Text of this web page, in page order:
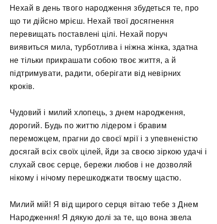
Нехай в день твого народження збудеться те, про
що ти дійсно мрієш. Нехай твої досягнення
перевищать поставлені цілі. Нехай поруч
виявиться мила, турботлива і ніжна жінка, здатна
не тільки прикрашати собою твоє життя, а й
підтримувати, радити, оберігати від невірних
кроків.
Чудовий і милий хлопець, з днем ​​народження,
дорогий. Будь по життю лідером і бравим
переможцем, прагни до своєї мрії і з упевненістю
досягай всіх своїх цілей, йди за своєю зіркою удачі і
слухай своє серце, бережи любов і не дозволяй
нікому і нічому перешкоджати твоєму щастю.
Милий мій! Я від щирого серця вітаю тебе з Днем
Народження! Я дякую долі за те, що вона звела